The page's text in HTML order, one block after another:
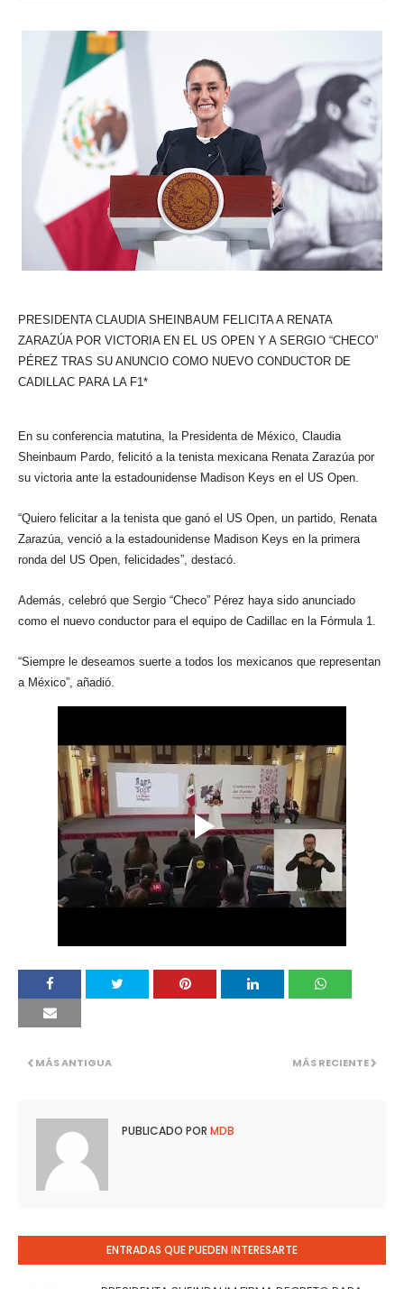
PRESIDENTA CLAUDIA SHEINBAUM FELICITA A RENATA
ZARAZÚA POR VICTORIA EN EL US OPEN Y A SERGIO “CHECO”
PÉREZ TRAS SU ANUNCIO COMO NUEVO CONDUCTOR DE
CADILLAC PARA LA F1*
En su conferencia matutina, la Presidenta de México, Claudia
Sheinbaum Pardo, felicitó a la tenista mexicana Renata Zarazúa por
su victoria ante la estadounidense Madison Keys en el US Open.
“Quiero felicitar a la tenista que ganó el US Open, un partido, Renata
Zarazúa, venció a la estadounidense Madison Keys en la primera
ronda del US Open, felicidades”, destacó.
Además, celebró que Sergio “Checo” Pérez haya sido anunciado
como el nuevo conductor para el equipo de Cadillac en la Fórmula 1.
“Siempre le deseamos suerte a todos los mexicanos que representan
a México”, añadió.
MÁS RECIENTE
MÁS ANTIGUA
PUBLICADO POR MDB
ENTRADAS QUE PUEDEN INTERESARTE